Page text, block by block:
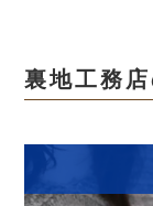
裏地工務